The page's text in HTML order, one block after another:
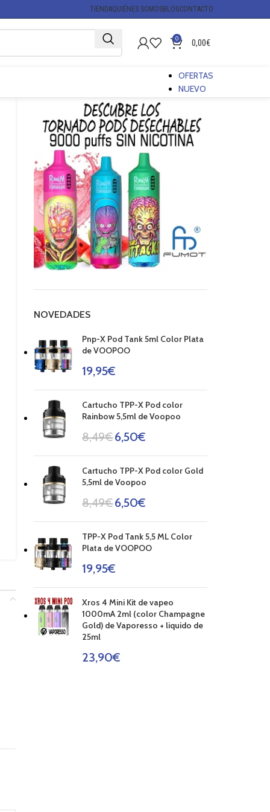
TIENDAQUIÉNES SOMOSBLOGCONTACTO
0 0,00€
OFERTAS
NUEVO
NOVEDADES
Pnp-X Pod Tank 5ml Color Plata
de VOOPOO
19,95€
Cartucho TPP-X Pod color
Rainbow 5,5ml de Voopoo
8,49€6,50€
Cartucho TPP-X Pod color Gold
5,5ml de Voopoo
8,49€6,50€
TPP-X Pod Tank 5,5 ML Color
Plata de VOOPOO
19,95€
Xros 4 Mini Kit de vapeo
1000mA 2ml (color Champagne
Gold) de Vaporesso + liquido de
25ml
23,90€